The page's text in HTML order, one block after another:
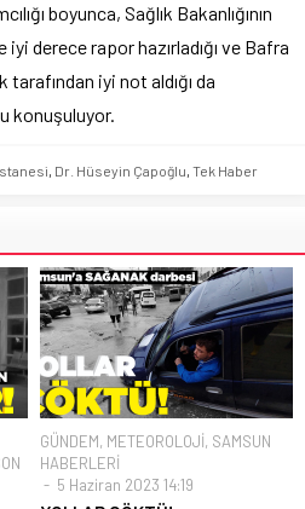
boyunca, Sağlık Bakanlığının
derece rapor hazırladığı ve Bafra
iyi not aldığı da
konuşuluyor.
, Dr. Hüseyin Çapoğlu, Tek Haber
GÜNDEM, METEOROLOJİ, SAMSUN
HABERLERİ
5 Haziran 2023 14:19